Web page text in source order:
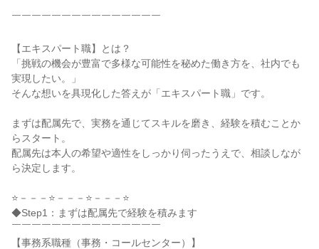
￣￣￣￣￣￣￣￣￣￣￣￣￣￣￣
【エキスパート職】とは？
「挑戦の機会が豊富で多様な可能性を秘めた働き方を、社内でも
実現したい。」
そんな想いを具現化した答えが「エキスパート職」です。
まずは配属先で、実務を通じてスキルを磨き、経験を積むことか
らスタート。
配属先は本人の希望や適性をしっかり伺ったうえで、相談しなが
ら決定します。
⭐－－－⭐－－－⭐－－－⭐
◆Step1：まずは配属先で経験を積みます
￣￣￣￣￣￣￣￣￣￣￣￣￣￣￣
【事務系職種（事務・コールセンター）】